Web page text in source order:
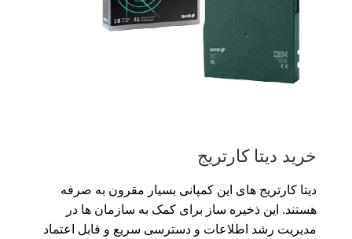
خرید دیتا کارتریج
دیتا کارتریج های این کمپانی بسیار مقرون به صرفه
هستند. این ذخیره ساز برای کمک به سازمان ها در
مدیریت رشد اطلاعات و دسترسی سریع و قابل اعتماد